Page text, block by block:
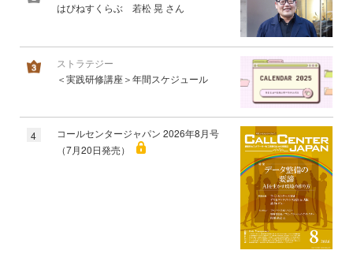
はぴねすくらぶ 若松 晃 さん
ストラテジー
＜実践研修講座＞年間スケジュール
4
コールセンタージャパン 2026年8月号
（7月20日発売）